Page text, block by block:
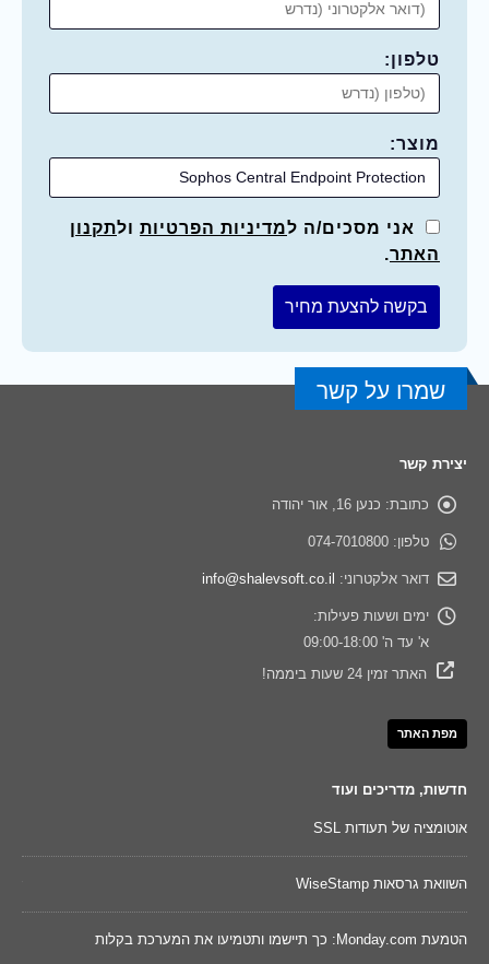
טלפון:
מוצר:
אני מסכים/ה למדיניות הפרטיות ולתקנון
האתר.
שמרו על קשר
יצירת קשר
כתובת: כנען 16, אור יהודה
טלפון: 074-7010800
דואר אלקטרוני: info@shalevsoft.co.il
ימים ושעות פעילות:
א' עד ה' 09:00-18:00
האתר זמין 24 שעות ביממה!
מפת האתר
חדשות, מדריכים ועוד
אוטומציה של תעודות SSL
השוואת גרסאות WiseStamp
הטמעת Monday.com: כך תיישמו ותטמיעו את המערכת בקלות